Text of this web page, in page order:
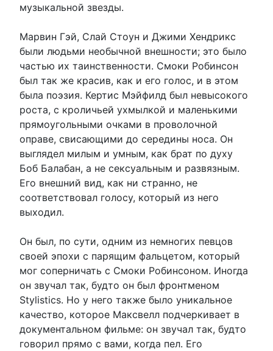
музыкальной звезды.
Марвин Гэй, Слай Стоун и Джими Хендрикс
были людьми необычной внешности; это было
частью их таинственности. Смоки Робинсон
был так же красив, как и его голос, и в этом
была поэзия. Кертис Мэйфилд был невысокого
роста, с кроличьей ухмылкой и маленькими
прямоугольными очками в проволочной
оправе, свисающими до середины носа. Он
выглядел милым и умным, как брат по духу
Боб Балабан, а не сексуальным и развязным.
Его внешний вид, как ни странно, не
соответствовал голосу, который из него
выходил.
Он был, по сути, одним из немногих певцов
своей эпохи с парящим фальцетом, который
мог соперничать с Смоки Робинсоном. Иногда
он звучал так, будто он был фронтменом
Stylistics. Но у него также было уникальное
качество, которое Максвелл подчеркивает в
документальном фильме: он звучал так, будто
говорил прямо с вами, когда пел. Его